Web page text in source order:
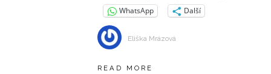
WhatsApp
Další
Eliška Mrázová
READ MORE